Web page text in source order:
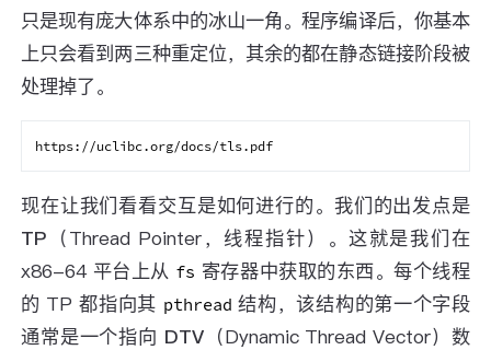
只是现有庞大体系中的冰山一角。程序编译后，你基本
上只会看到两三种重定位，其余的都在静态链接阶段被
处理掉了。
现在让我们看看交互是如何进行的。我们的出发点是
TP （Thread Pointer，线程指针）。这就是我们在
x86-64 平台上从 fs 寄存器中获取的东西。每个线程
的 TP 都指向其 pthread 结构，该结构的第一个字段
通常是一个指向 DTV（Dynamic Thread Vector）数